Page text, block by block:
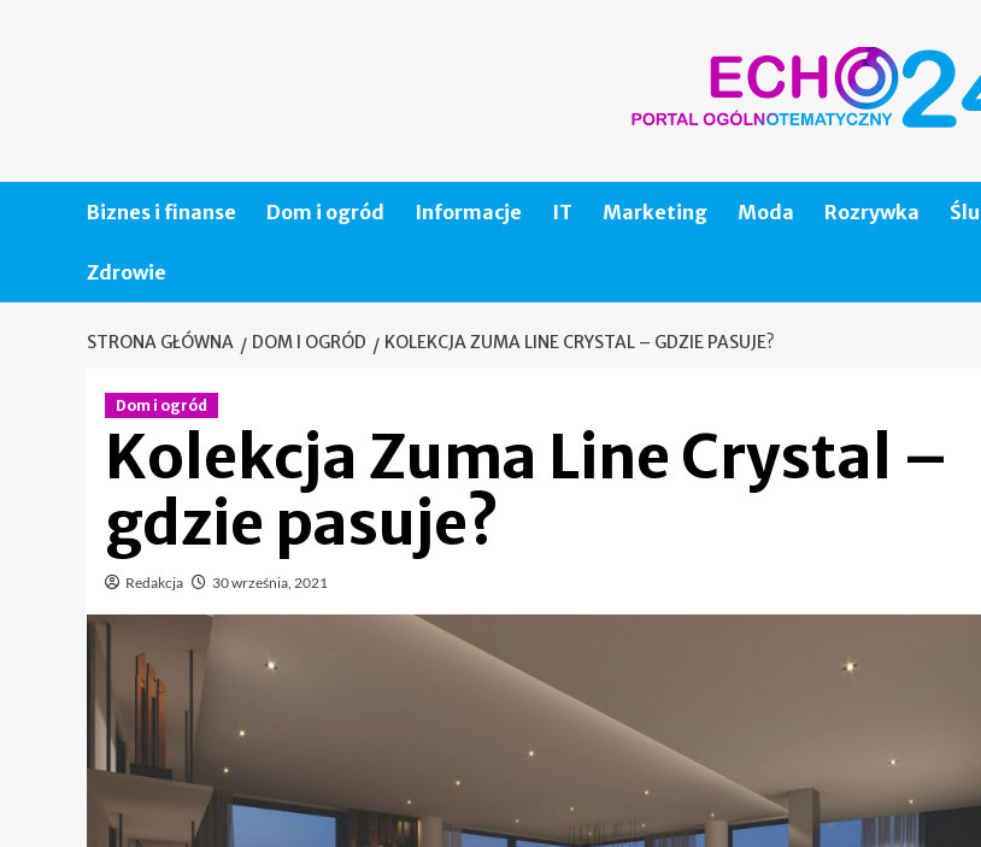
Biznes i finanse Dom i ogród Informacje IT Marketing Moda Rozrywka
Zdrowie
STRONA GŁÓWNA DOM I OGRÓD KOLEKCJA ZUMA LINE CRYSTAL – GDZIE PASUJE?
Dom i ogród
Kolekcja Zuma Line Crystal –
gdzie pasuje?
Redakcja 30 września, 2021